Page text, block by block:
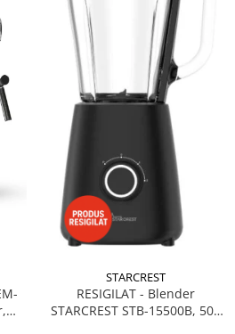
STARCREST
RESIGILAT - Blender
STARCREST STB-15500B, 500